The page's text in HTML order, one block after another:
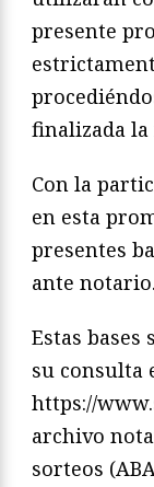
presente
finalizada la
Con la
en esta
presentes
ante notario.
Estas
su consulta
https://
archivo
sorteos